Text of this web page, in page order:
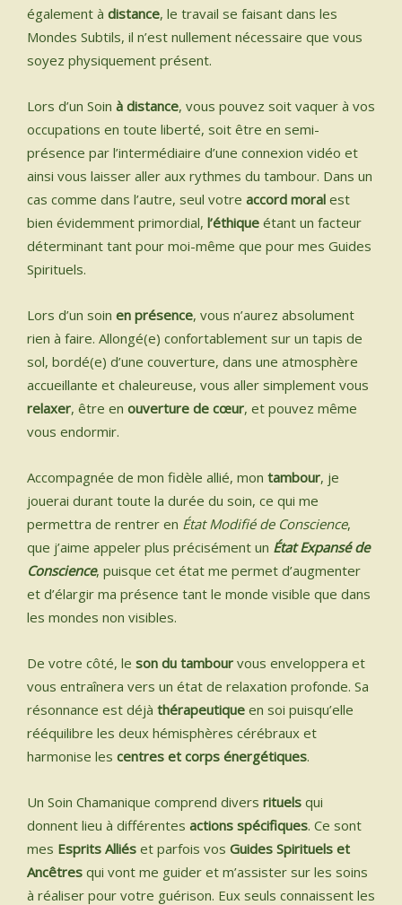
également à distance, le travail se faisant dans les
Mondes Subtils, il n’est nullement nécessaire que vous
soyez physiquement présent.
Lors d’un Soin à distance, vous pouvez soit vaquer à vos
occupations en toute liberté, soit être en semi-
présence par l’intermédiaire d’une connexion vidéo et
ainsi vous laisser aller aux rythmes du tambour. Dans un
cas comme dans l’autre, seul votre accord moral est
bien évidemment primordial, l’éthique étant un facteur
déterminant tant pour moi-même que pour mes Guides
Spirituels.
Lors d’un soin en présence, vous n’aurez absolument
rien à faire. Allongé(e) confortablement sur un tapis de
sol, bordé(e) d’une couverture, dans une atmosphère
accueillante et chaleureuse, vous aller simplement vous
relaxer, être en ouverture de cœur, et pouvez même
vous endormir.
Accompagnée de mon fidèle allié, mon tambour, je
jouerai durant toute la durée du soin, ce qui me
permettra de rentrer en État Modifié de Conscience,
que j’aime appeler plus précisément un État Expansé de
Conscience, puisque cet état me permet d’augmenter
et d’élargir ma présence tant le monde visible que dans
les mondes non visibles.
De votre côté, le son du tambour vous enveloppera et
vous entraînera vers un état de relaxation profonde. Sa
résonnance est déjà thérapeutique en soi puisqu’elle
rééquilibre les deux hémisphères cérébraux et
harmonise les centres et corps énergétiques.
Un Soin Chamanique comprend divers rituels qui
donnent lieu à différentes actions spécifiques. Ce sont
mes Esprits Alliés et parfois vos Guides Spirituels et
Ancêtres qui vont me guider et m’assister sur les soins
à réaliser pour votre guérison. Eux seuls connaissent les